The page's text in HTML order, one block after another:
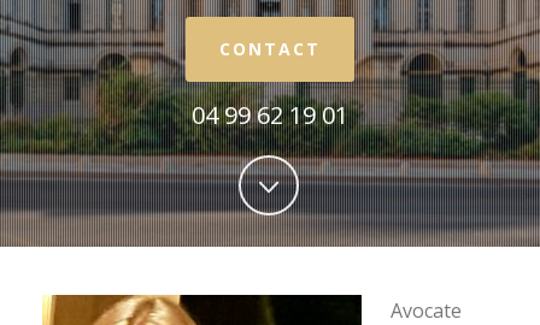
CONTACT
04 99 62 19 01
Avocate